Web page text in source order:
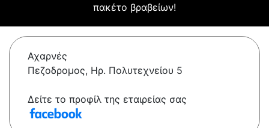
πακέτο βραβείων!
Αχαρνές
Πεζοδρομος, Ηρ. Πολυτεχνείου 5
Δείτε το προφίλ της εταιρείας σας